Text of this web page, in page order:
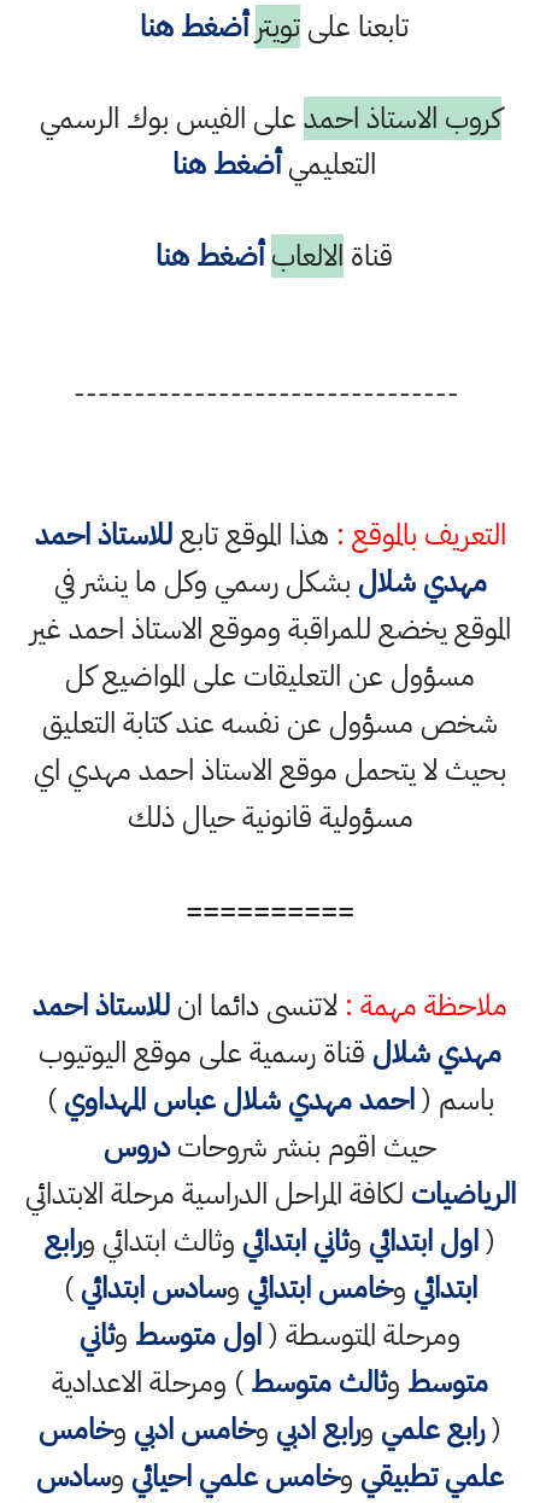
تابعنا علىتويتر أضغط هنا
كروب الاستاذ احمدعلى الفيس بوك الرسمي
التعليميأضغط هنا
قناة الالعاب أضغط هنا
--------------------------------
التعريف بالموقع : هذا الموقع تابعللاستاذ احمد
مهدي شلال بشكل رسمي وكل ما ينشر في
الموقع يخضع للمراقبة وموقع الاستاذ احمد غير
مسؤول عن التعليقات على المواضيع كل
شخص مسؤول عن نفسه عند كتابة التعليق
بحيث لا يتحمل موقع الاستاذ احمد مهدي اي
مسؤولية قانونية حيال ذلك
==========
ملاحظة مهمة : لاتنسى دائما انللاستاذ احمد
مهدي شلال قناة رسمية على موقع اليوتيوب
باسم (احمد مهدي شلال عباس المهداوي)
حيث اقوم بنشر شروحاتدروس
الرياضيات لكافة المراحل الدراسية مرحلة الابتدائي
(اول ابتدائي وثاني ابتدائي وثالث ابتدائي ورابع
ابتدائي وخامس ابتدائي وسادس ابتدائي)
ومرحلة المتوسطة (اول متوسط وثاني
متوسط وثالث متوسط) ومرحلة الاعدادية
(رابع علمي ورابع ادبي وخامس ادبي وخامس
علمي تطبيقي وخامس علمي احيائي وسادس